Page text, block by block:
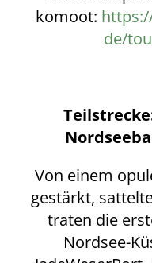
komoot:
de/
Von einem
gestärkt,
traten die
Nordsee-